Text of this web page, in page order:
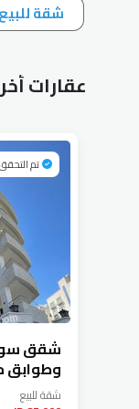
شقة
عقارات
تم التحقق
شقق
وطوابق
تلاع العلي
شقةللبيع